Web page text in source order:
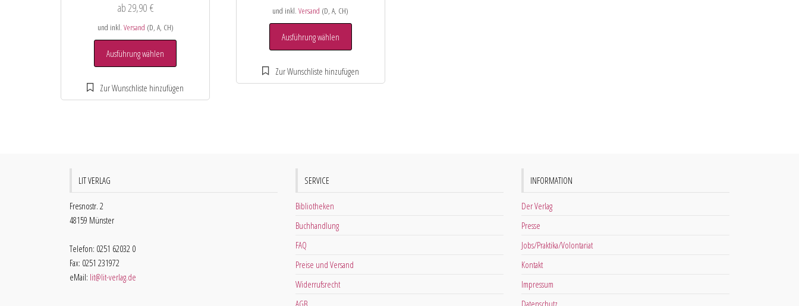
ab29,90 €
und inkl. Versand (D, A, CH)
Ausführung wählen
und inkl.Versand (D, A, CH)
Ausführung wählen
LIT VERLAG
Fresnostr. 2
48159 Münster
Telefon: 0251 62032 0
Fax: 0251 231972
eMail: lit@lit-verlag.de
SERVICE
Bibliotheken
Buchhandlung
FAQ
Preise und Versand
Widerrufsrecht
AGB
INFORMATION
Der Verlag
Presse
Jobs/Praktika/Volontariat
Kontakt
Impressum
Datenschutz